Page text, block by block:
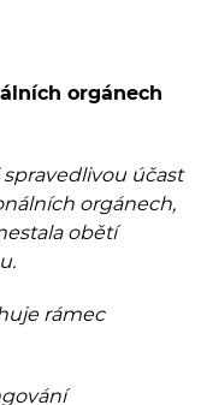
orgánech
spravedlivou účast
orgánech,
obětí
rámec